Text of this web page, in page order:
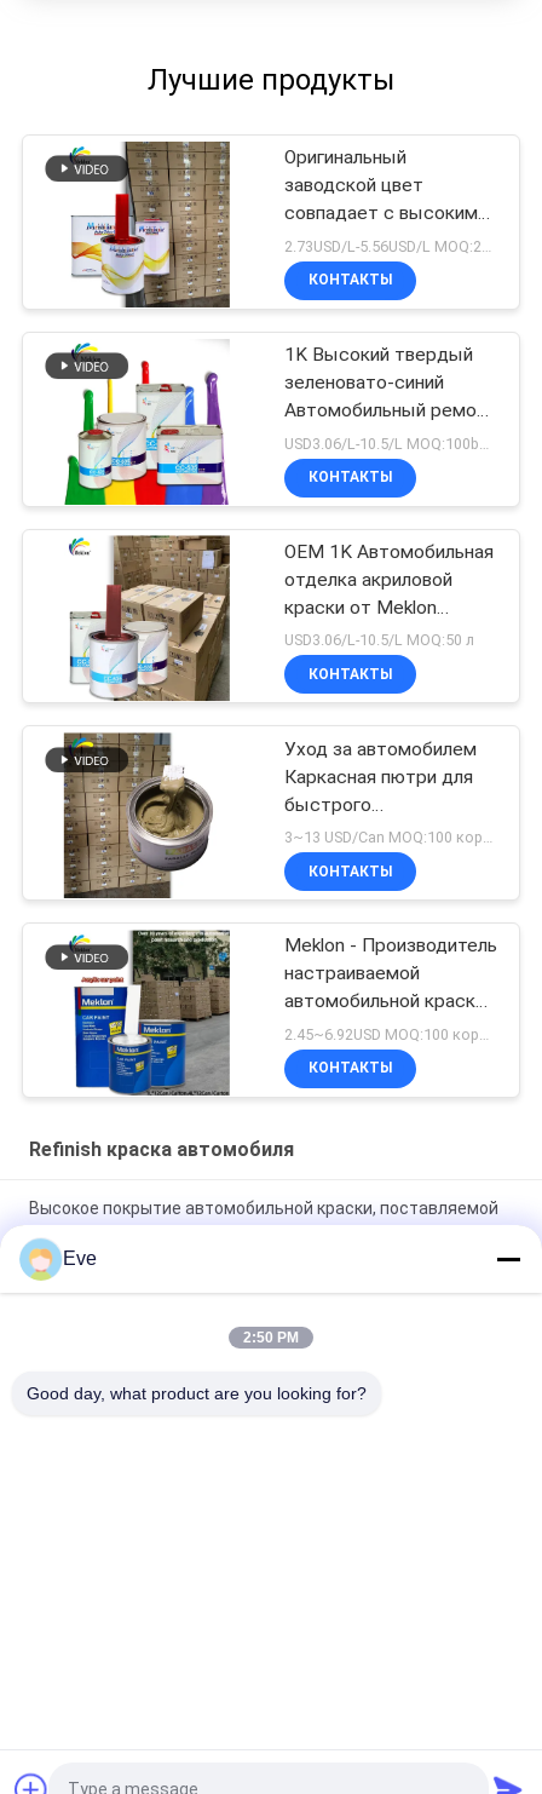
Лучшие продукты
Оригинальный
заводской цвет
совпадает с высоким
блеском
Металлическая ярко-
красная автомобильная
КОНТАКТЫ
1K Высокий твердый
зеленовато-синий
Автомобильный ремонт
Краска для
автомобилей
КОНТАКТЫ
OEM 1K Автомобильная
отделка акриловой
краски от Meklon
Automotive Paint
USD3.06/L-10.5/L MOQ:50 л
КОНТАКТЫ
Уход за автомобилем
Каркасная пютри для
быстрого
восстановления
неровностей
3~13 USD/Can MOQ:100 коробок
КОНТАКТЫ
Meklon - Производитель
настраиваемой
автомобильной краски
Multi Color
КОНТАКТЫ
Refinish краска автомобиля
Высокое покрытие автомобильной краски, поставляемой
на заводе
Предварительно смешанная автомобильная краска
Серый цвет Безвредный
Политура Пальто
Eve
2:50 PM
Good day, what product are you looking for?